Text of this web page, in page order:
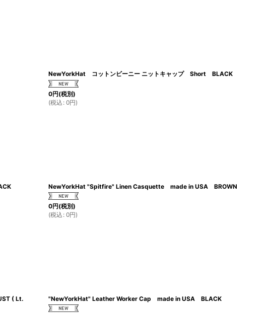
NewYorkHat コットンビーニー ニットキャップ Short BLACK
0円(税別)
(税込 : 0円)
NewYorkHat "Spitfire" Linen Casquette made in USA BROWN
0円(税別)
(税込 : 0円)
( Lt.
"NewYorkHat" Leather Worker Cap made in USA BLACK